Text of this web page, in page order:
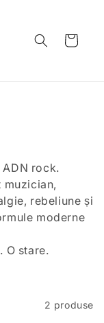
Coș
rock.
muzician,
rebeliune și
moderne
O stare.
2 produse